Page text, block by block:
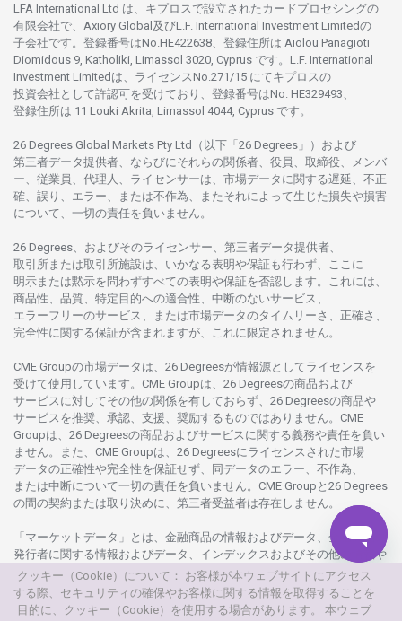
LFA International Ltd は、 キプロスで設立さ れた カードプロセシングの
有限会社で、Axiory Global及びL.F. International Investment Limitedの
子会社です。 登録番号はNo.HE422638、 登録住所は Aiolou Panagioti
Diomidous 9, Katholiki, Limassol 3020, Cyprus です。L.F. International
Investment Limitedは、 ライセンスNo.271/15 にてキプロスの
投資会社として許認可を受けており、 登録番号はNo. HE329493、
登録住所は 11 Louki Akrita, Limassol 4044, Cyprus です。
26 Degrees Global Markets Pty Ltd（以下「26 Degrees」） および
第三者データ提供者、ならびにそれらの関係者、役員、取締役、メンバ
ー、従業員、代理人、ライセンサーは、 市場データに関する遅延、不正
確、誤り、エラー、
または不作為、 またそれに よって生じた損失や損害
について、 一切の責任を負いません。
26 Degrees、 およびそのライセンサー、 第三者データ提供者、
取引所または取引所施設は、いかなる表明や保証も行わず、
ここに
明示または黙示を問わずすべての表明や保証を否認し ます。
これには、
商品性、品質、 特定目的への適合性、 中断のないサービス、
エラーフリーのサービス、 または市場データのタイムリーさ、正確さ、
完全性に関する保証が含まれますが、これに限定さ れません。
CME Groupの市場データは、26 Degreesが情報源としてライセンスを
受けて使用しています。 CME Groupは、26 Degreesの商品および
サービスに対してその他の関係を有しておらず、26 Degreesの商品や
サービスを推奨、承認、支援、 奨励するものではありません。 CME
Groupは、26 Degreesの商品およびサービスに関する義務や責任を負い
ません。また、CME Groupは、26 Degreesに ライセンスさ れた市場
データの正確性や完全性を保証せず、 同データのエラー、不作為、
または中断について一切の責任を負いません。 CME Groupと26 Degrees
の間の契約または取り 決めに、 第三者受益者は存在し ません。
「マーケットデータ」とは、 金融商品の情報およびデータ、 金融商品の
発行者に関する情報およびデータ、 インデックスおよびその他の
情報や
データを
指し、26 Degreesまたは26 Degreesグループ 会社が提供する
製品や サービスの 一部として、更新頻度を問わ ず提供さ れるものを
意味します。
クッキー（Cookie）について： お客様が本ウェブサイトにアクセス
する際、セキュリティの確保やお客様に関する情報を取得することを
目的に、クッキー（Cookie）を使用する場合があります。 本ウェブ